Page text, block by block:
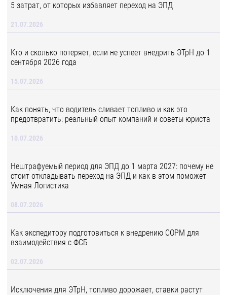
5 затрат, от которых избавляет переход на ЭПД
21.07.2026
Кто и сколько потеряет, если не успеет внедрить ЭТрН до 1
сентября 2026 года
15.07.2026
Как понять, что водитель сливает топливо и как это
предотвратить: реальный опыт компаний и советы юриста
10.07.2026
Нештрафуемый период для ЭПД до 1 марта 2027: почему не
стоит откладывать переход на ЭПД и как в этом поможет
Умная Логистика
08.07.2026
Как экспедитору подготовиться к внедрению СОРМ для
взаимодействия с ФСБ
02.07.2026
Исключения для ЭТрН, топливо дорожает, ставки растут